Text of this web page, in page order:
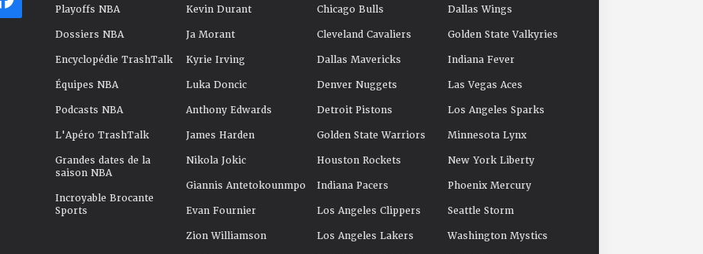
Playoffs NBA
Dossiers NBA
Encyclopédie TrashTalk
Équipes NBA
Podcasts NBA
L'Apéro TrashTalk
Grandes dates de la
saison NBA
Incroyable Brocante
Sports
Kevin Durant
Ja Morant
Kyrie Irving
Luka Doncic
Anthony Edwards
James Harden
Nikola Jokic
Giannis Antetokounmpo
Evan Fournier
Zion Williamson
Chicago Bulls
Cleveland Cavaliers
Dallas Mavericks
Denver Nuggets
Detroit Pistons
Golden State Warriors
Houston Rockets
Indiana Pacers
Los Angeles Clippers
Los Angeles Lakers
Dallas Wings
Golden State Valkyries
Indiana Fever
Las Vegas Aces
Los Angeles Sparks
Minnesota Lynx
New York Liberty
Phoenix Mercury
Seattle Storm
Washington Mystics